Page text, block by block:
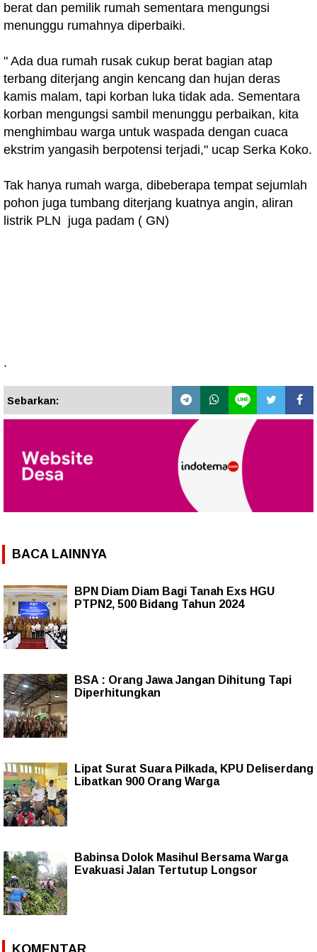
berat dan pemilik rumah sementara mengungsi
menunggu rumahnya diperbaiki.
" Ada dua rumah rusak cukup berat bagian atap
terbang diterjang angin kencang dan hujan deras
kamis malam, tapi korban luka tidak ada. Sementara
korban mengungsi sambil menunggu perbaikan, kita
menghimbau warga untuk waspada dengan cuaca
ekstrim yangasih berpotensi terjadi," ucap Serka Koko.
Tak hanya rumah warga, dibeberapa tempat sejumlah
pohon juga tumbang diterjang kuatnya angin, aliran
listrik PLN juga padam ( GN)
.
Sebarkan:
BACA LAINNYA
BPN Diam Diam Bagi Tanah Exs HGU
PTPN2, 500 Bidang Tahun 2024
BSA : Orang Jawa Jangan Dihitung Tapi
Diperhitungkan
Lipat Surat Suara Pilkada, KPU Deliserdang
Libatkan 900 Orang Warga
Babinsa Dolok Masihul Bersama Warga
Evakuasi Jalan Tertutup Longsor